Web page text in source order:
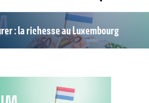
: la richesse au Luxembourg